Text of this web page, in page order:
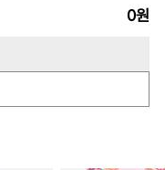
0원